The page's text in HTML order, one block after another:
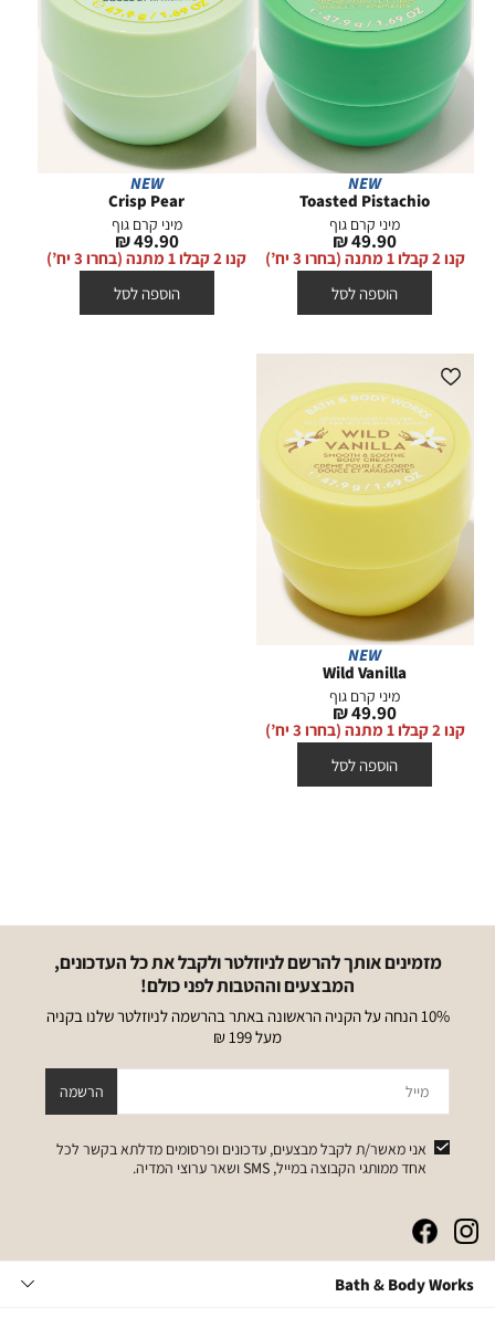
NEW
Toasted Pistachio
מיני קרם גוף
מחיר
מוצר
49.90 ₪
קנו 2 קבלו 1 מתנה (בחרו 3 יח’)
הוספה לסל
NEW
Crisp Pear
מיני קרם גוף
מחיר
מוצר
49.90 ₪
קנו 2 קבלו 1 מתנה (בחרו 3 יח’)
הוספה לסל
NEW
Wild Vanilla
מיני קרם גוף
מחיר
מוצר
49.90 ₪
קנו 2 קבלו 1 מתנה (בחרו 3 יח’)
הוספה לסל
מזמינים אותך להרשם לניוזלטר ולקבל את כל העדכונים,
המבצעים וההטבות לפני כולם!
10% הנחה על הקניה הראשונה באתר בהרשמה לניוזלטר שלנו בקניה
מעל 199 ₪
מייל
אני מאשר/ת לקבל מבצעים, עדכונים ופרסומים מדלתא בקשר לכל
אחד ממותגי הקבוצה במייל, SMS ושאר ערוצי המדיה.
הרשמה
|
באנר
סושיאל
|
באנר
סושיאל
|
באנר
סושיאל
|
באנר
סושיאל
&
Bath & Body Works